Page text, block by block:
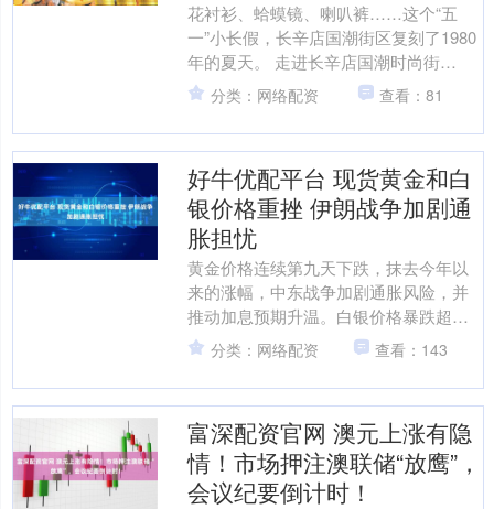
花衬衫、蛤蟆镜、喇叭裤……这个“五
一”小长假，长辛店国潮街区复刻了1980
年的夏天。 走进长辛店国潮时尚街
区，“长辛店重回1980”的大背景板上，二
八大杠的自行....
分类：网络配资 查看：81
好牛优配平台 现货黄金和白
银价格重挫 伊朗战争加剧通
胀担忧
黄金价格连续第九天下跌，抹去今年以
来的涨幅，中东战争加剧通胀风险，并
推动加息预期升温。白银价格暴跌超过
10%。 现货黄金价格一度暴跌8.8%，接
近每盎司4100....
分类：网络配资 查看：143
富深配资官网 澳元上涨有隐
情！市场押注澳联储“放鹰”，
会议纪要倒计时！